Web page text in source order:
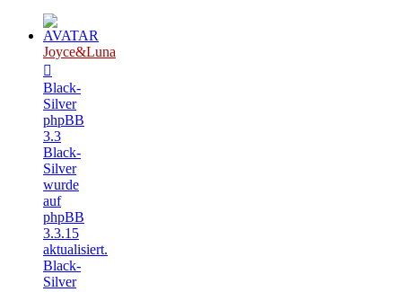
Joyce&Luna
Black-
Silver
phpBB
3.3
Black-
Silver
wurde
auf
phpBB
3.3.15
aktualisiert.
Black-
Silver